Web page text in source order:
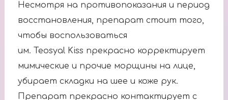
Несмотря на противопоказания и период
восстановления, препарат стоит того,
чтобы воспользоваться
им. Teosyal Kiss прекрасно корректирует
мимические и прочие морщины на лице,
убирает складки на шее и коже рук.
Препарат прекрасно контактирует с